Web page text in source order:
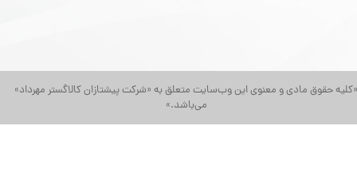
حقوق مادی و معنوی این وب‌سایت متعلق به «شرکت پیشتازان کالاگستر مهرداد»
می‌باشد.»